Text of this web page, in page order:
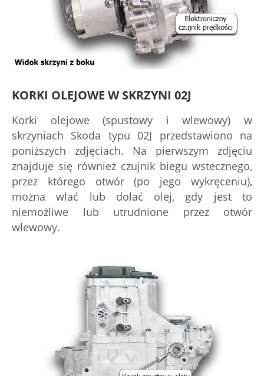
KORKI OLEJOWE W SKRZYNI 02J
Korki olejowe (spustowy i wlewowy) w
skrzyniach Skoda typu 02J przedstawiono na
poniższych zdjęciach. Na pierwszym zdjęciu
znajduje się również czujnik biegu wstecznego,
przez którego otwór (po jego wykręceniu),
można wlać lub dolać olej, gdy jest to
niemożliwe lub utrudnione przez otwór
wlewowy.